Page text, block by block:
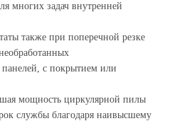
многих задач внутренней
также при поперечной резке
с покрытием или
мощность циркулярной пилы
службы благодаря наивысшему